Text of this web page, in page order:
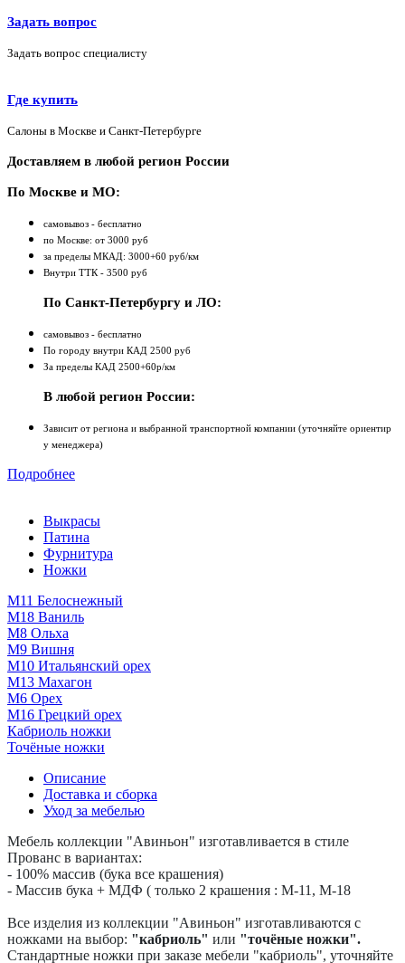
Задать вопрос
Задать вопрос специалисту
Где купить
Салоны в Москве и Санкт-Петербурге
Доставляем в любой регион России
По Москве и МО:
самовывоз - бесплатно
по Москве: от 3000 руб
за пределы МКАД: 3000+60 руб/км
Внутри ТТК - 3500 руб
По Санкт-Петербургу и ЛО:
самовывоз - бесплатно
По городу внутри КАД 2500 руб
За пределы КАД 2500+60р/км
В любой регион России:
Зависит от региона и выбранной транспортной компании (уточняйте ориентир
у менеджера)
Подробнее
Выкрасы
Патина
Фурнитура
Ножки
М11 Белоснежный
М18 Ваниль
M8 Ольха
М9 Вишня
М10 Итальянский орех
М13 Махагон
М6 Орех
М16 Грецкий орех
Кабриоль ножки
Точёные ножки
Описание
Доставка и сборка
Уход за мебелью
Мебель коллекции "Авиньон" изготавливается в стиле
Прованс в вариантах:
- 100% массив (бука все крашения)
- Массив бука + МДФ ( только 2 крашения : M-11, M-18
Все изделия из коллекции "Авиньон" изготавливаются с
ножками на выбор: "кабриоль" или "точёные ножки".
Стандартные ножки при заказе мебели "кабриоль", уточняйте